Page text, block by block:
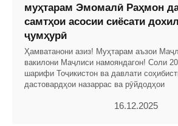
муҳтарам Эмомалӣ Раҳмон
самтҳои асосии сиёсати
ҷумҳурӣ
Ҳамватанони азиз! Муҳтарам аъзои
вакилони Маҷлиси намояндагон! Соли
шарифи Тоҷикистон ва давлати
дастовардҳои назаррас ва рӯйдодҳои
16.12.2025